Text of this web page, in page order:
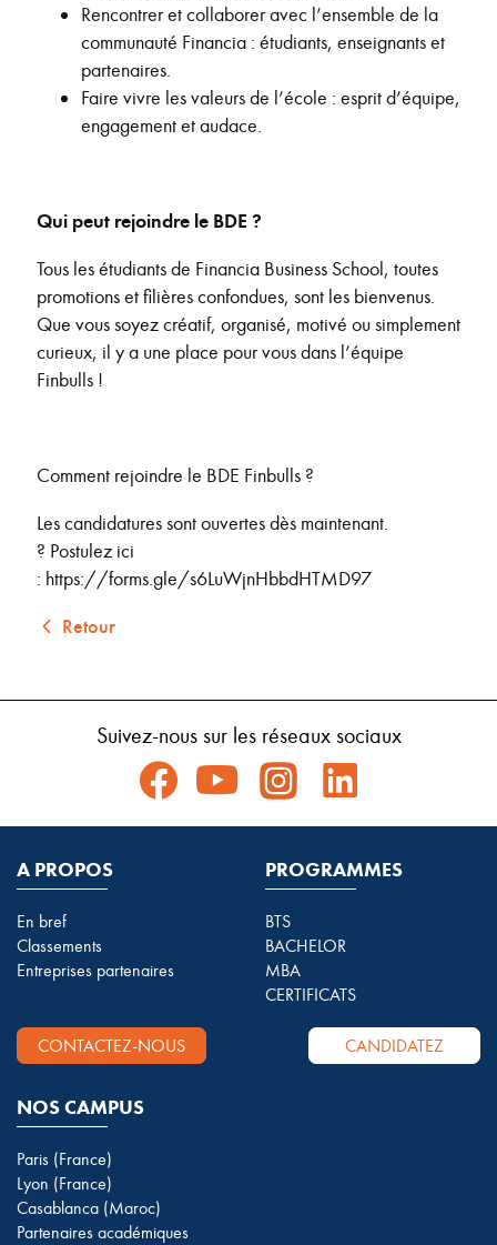
Rencontrer et collaborer avec l’ensemble de la
communauté Financia : étudiants, enseignants et
partenaires.
Faire vivre les valeurs de l’école : esprit d’équipe,
engagement et audace.
Qui peut rejoindre le BDE ?
Tous les étudiants de Financia Business School, toutes
promotions et filières confondues, sont les bienvenus.
Que vous soyez créatif, organisé, motivé ou simplement
curieux, il y a une place pour vous dans l’équipe
Finbulls !
Comment rejoindre le BDE Finbulls ?
Les candidatures sont ouvertes dès maintenant.
? Postulez ici
: https://forms.gle/s6LuWjnHbbdHTMD97
Retour
Suivez-nous sur les réseaux sociaux
A PROPOS
En bref
Classements
Entreprises partenaires
PROGRAMMES
BTS
BACHELOR
MBA
CERTIFICATS
CONTACTEZ-NOUS CANDIDATEZ
NOS CAMPUS
Paris (France)
Lyon (France)
Casablanca (Maroc)
Partenaires académiques